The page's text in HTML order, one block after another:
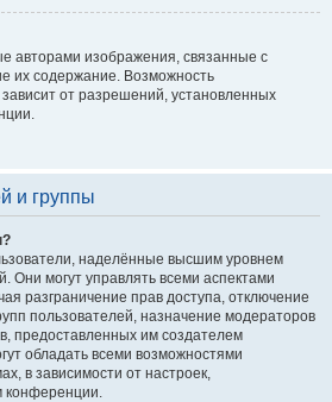
авторами изображения, связанные с
их содержание. Возможность
от разрешений, установленных
и группы
наделённые высшим уровнем
Они могут управлять всеми аспектами
разграничение прав доступа, отключение
пользователей, назначение модераторов
предоставленных им создателем
обладать всеми возможностями
в зависимости от настроек,
конференции.